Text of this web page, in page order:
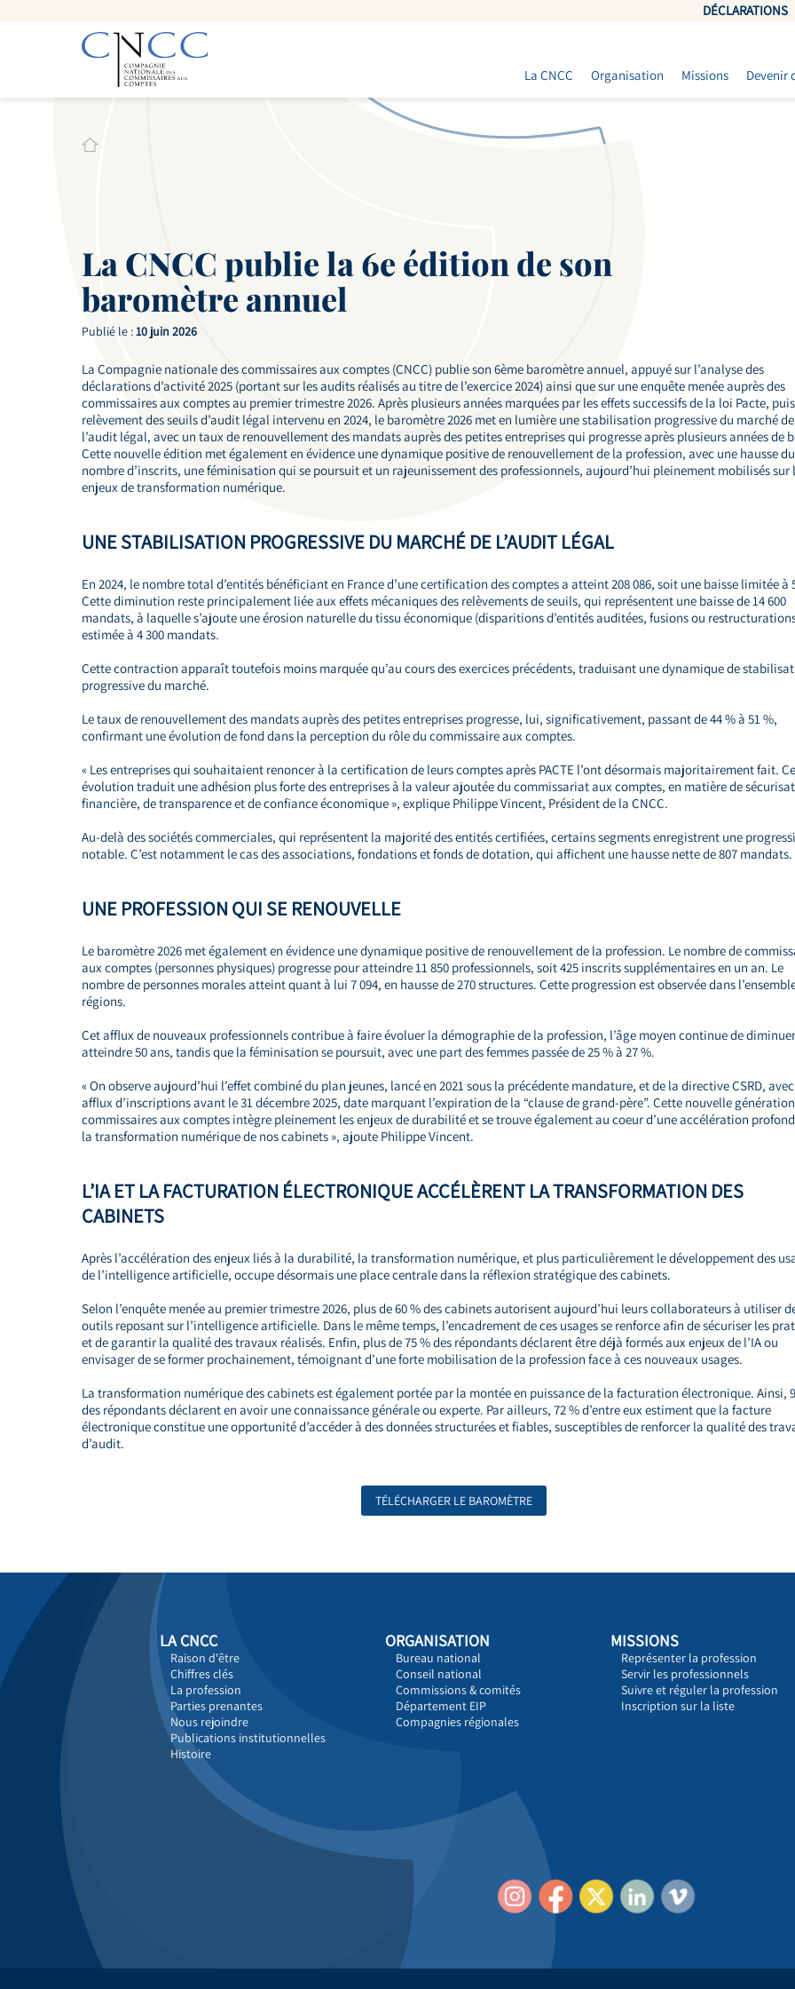
DÉCLARATIONS
La CNCC Organisation Missions Devenir
La CNCC publie la 6e édition de son
baromètre annuel
Publié le :10 juin 2026
La Compagnie nationale des commissaires aux comptes (CNCC) publie son 6ème baromètre annuel, appuyé sur l’analyse des
déclarations d’activité 2025 (portant sur les audits réalisés au titre de l’exercice 2024) ainsi que sur une enquête menée auprès des
commissaires aux comptes au premier trimestre 2026. Après plusieurs années marquées par les effets successifs de la loi Pacte,
relèvement des seuils d’audit légal intervenu en 2024, le baromètre 2026 met en lumière une stabilisation progressive du marché de
l’audit légal, avec un taux de renouvellement des mandats auprès des petites entreprises qui progresse après plusieurs années de
Cette nouvelle édition met également en évidence une dynamique positive de renouvellement de la profession, avec une hausse du
nombre d’inscrits, une féminisation qui se poursuit et un rajeunissement des professionnels, aujourd’hui pleinement mobilisés sur
enjeux de transformation numérique.
UNE STABILISATION PROGRESSIVE DU MARCHÉ DE L’AUDIT LÉGAL
En 2024, le nombre total d’entités bénéficiant en France d’une certification des comptes a atteint 208 086, soit une baisse limitée à
Cette diminution reste principalement liée aux effets mécaniques des relèvements de seuils, qui représentent une baisse de 14 600
mandats, à laquelle s’ajoute une érosion naturelle du tissu économique (disparitions d’entités auditées, fusions ou
estimée à 4 300 mandats.
Cette contraction apparaît toutefois moins marquée qu’au cours des exercices précédents, traduisant une dynamique de
progressive du marché.
Le taux de renouvellement des mandats auprès des petites entreprises progresse, lui, significativement, passant de 44 % à 51 %,
confirmant une évolution de fond dans la perception du rôle du commissaire aux comptes.
« Les entreprises qui souhaitaient renoncer à la certification de leurs comptes après PACTE l’ont désormais majoritairement fait.
évolution traduit une adhésion plus forte des entreprises à la valeur ajoutée du commissariat aux comptes, en matière de
financière, de transparence et de confiance économique », explique Philippe Vincent, Président de la CNCC.
Au-delà des sociétés commerciales, qui représentent la majorité des entités certifiées, certains segments enregistrent une
notable. C’est notamment le cas des associations, fondations et fonds de dotation, qui affichent une hausse nette de 807 mandats.
UNE PROFESSION QUI SE RENOUVELLE
Le baromètre 2026 met également en évidence une dynamique positive de renouvellement de la profession. Le nombre de
aux comptes (personnes physiques) progresse pour atteindre 11 850 professionnels, soit 425 inscrits supplémentaires en un an. Le
nombre de personnes morales atteint quant à lui 7 094, en hausse de 270 structures. Cette progression est observée dans
régions.
Cet afflux de nouveaux professionnels contribue à faire évoluer la démographie de la profession, l’âge moyen continue de
atteindre 50 ans, tandis que la féminisation se poursuit, avec une part des femmes passée de 25 % à 27 %.
« On observe aujourd’hui l’effet combiné du plan jeunes, lancé en 2021 sous la précédente mandature, et de la directive CSRD,
afflux d’inscriptions avant le 31 décembre 2025, date marquant l’expiration de la “clause de grand-père”. Cette nouvelle
commissaires aux comptes intègre pleinement les enjeux de durabilité et se trouve également au coeur d’une accélération
la transformation numérique de nos cabinets », ajoute Philippe Vincent.
L’IA ET LA FACTURATION ÉLECTRONIQUE ACCÉLÈRENT LA TRANSFORMATION DES
CABINETS
Après l’accélération des enjeux liés à la durabilité, la transformation numérique, et plus particulièrement le développement des
de l’intelligence artificielle, occupe désormais une place centrale dans la réflexion stratégique des cabinets.
Selon l’enquête menée au premier trimestre 2026, plus de 60 % des cabinets autorisent aujourd’hui leurs collaborateurs à utiliser
outils reposant sur l’intelligence artificielle. Dans le même temps, l’encadrement de ces usages se renforce afin de sécuriser les
et de garantir la qualité des travaux réalisés. Enfin, plus de 75 % des répondants déclarent être déjà formés aux enjeux de l’IA ou
envisager de se former prochainement, témoignant d’une forte mobilisation de la profession face à ces nouveaux usages.
La transformation numérique des cabinets est également portée par la montée en puissance de la facturation électronique. Ainsi,
des répondants déclarent en avoir une connaissance générale ou experte. Par ailleurs, 72 % d’entre eux estiment que la facture
électronique constitue une opportunité d’accéder à des données structurées et fiables, susceptibles de renforcer la qualité des
d’audit.
TÉLÉCHARGER LE BAROMÈTRE
LA CNCC
Raison d'être
Chiffres clés
La profession
Parties prenantes
Nous rejoindre
Publications institutionnelles
Histoire
ORGANISATION
Bureau national
Conseil national
Commissions & comités
Département EIP
Compagnies régionales
MISSIONS
Représenter la profession
Servir les professionnels
Suivre et réguler la profession
Inscription sur la liste